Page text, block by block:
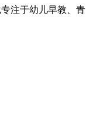
注于幼儿早教、青